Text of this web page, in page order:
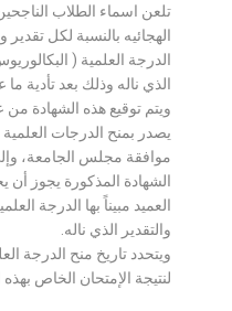
تلعن اسماء الطلاب
الهجائيه بالنسبة لكل
الدرجة العلمية (
الذي ناله وذلك بعد تأدية
ويتم توقيع هذه الشهادة من
يصدر بمنح الدرجات
موافقة مجلس الجامعة،
الشهادة المذكورة يجوز
العميد مبيناً بها الدرجة
والتقدير الذي ناله.
ويتحدد تاريخ منح الدرجة
لنتيجة الإمتحان الخاص بهذه